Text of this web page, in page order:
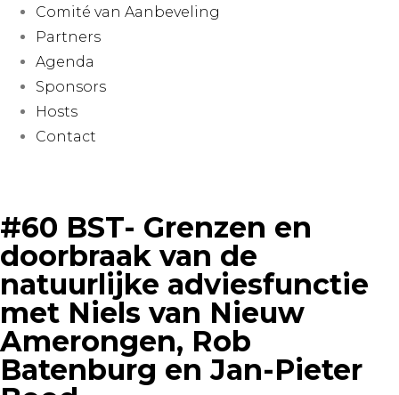
Comité van Aanbeveling
Partners
Agenda
Sponsors
Hosts
Contact
#60 BST- Grenzen en
doorbraak van de
natuurlijke adviesfunctie
met Niels van Nieuw
Amerongen, Rob
Batenburg en Jan-Pieter